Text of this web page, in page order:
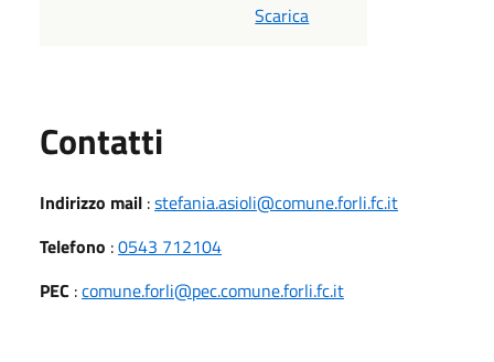
Scarica
Contatti
Indirizzo mail :stefania.asioli@comune.forli.fc.it
Telefono :0543 712104
PEC :comune.forli@pec.comune.forli.fc.it